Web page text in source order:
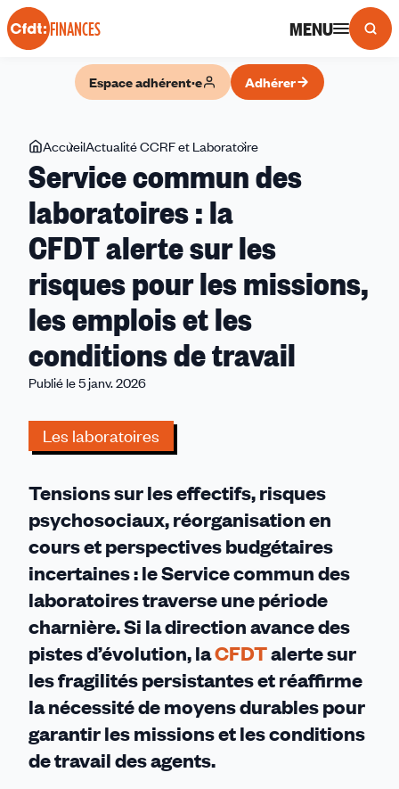
Panneau de gestion des cookies
FINANCES MENU
Espace adhérent·e Adhérer
Vous
êtes
ici
AccueilActualité CCRF et Laboratoire
commun
:
la
CFDT alerte
risques
pour
les
conditions
de
Service commun des
laboratoires : la
CFDT alerte sur les
risques pour les missions,
les emplois et les
conditions de travail
Publié le 5 janv. 2026
Les laboratoires
Tensions sur les effectifs, risques
psychosociaux, réorganisation en
cours et perspectives budgétaires
incertaines : le Service commun des
laboratoires traverse une période
charnière. Si la direction avance des
pistes d’évolution, laCFDTalerte sur
les fragilités persistantes et réaffirme
la nécessité de moyens durables pour
garantir les missions et les conditions
de travail des agents.